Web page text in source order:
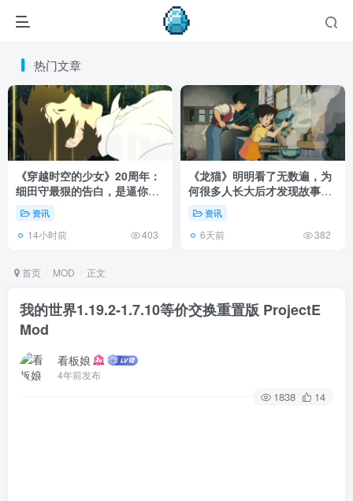
热门文章
《穿越时空的少女》20周年：
细田守最狠的告白，是逼你承
认有些夏天回不去了！
资讯
14小时前 403
《龙猫》明明看了无数遍，为
何很多人长大后才发现故事根
本不在 1988 年！
资讯
6天前 382
首页 MOD 正文
我的世界1.19.2-1.7.10等价交换重置版 ProjectE
Mod
看板娘
4年前发布
1838 14